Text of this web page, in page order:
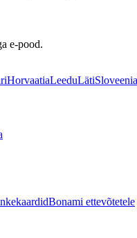
e-pood.
HorvaatiaLeeduLätiSloveenia
Bonami ettevõtetele